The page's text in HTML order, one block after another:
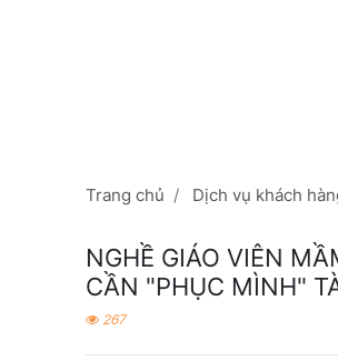
Trang chủ Dịch vụ khách
NGHỀ GIÁO VIÊN
CẦN "PHỤC MÌNH"
267